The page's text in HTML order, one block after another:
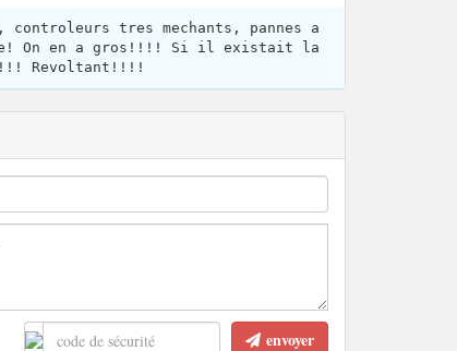
tres mechants, pannes a
On en a gros!!!! Si il existait la
Revoltant!!!!
envoyer